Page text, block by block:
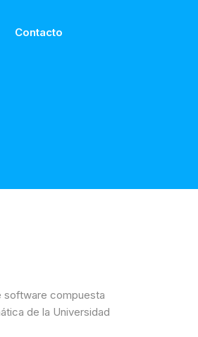
Contacto
software compuesta
de la Universidad